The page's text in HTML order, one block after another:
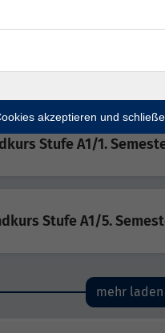
Stufe A1/3. Semester
Stufe A1/1.
Stufe A1/5.
mehr laden
akzeptieren und